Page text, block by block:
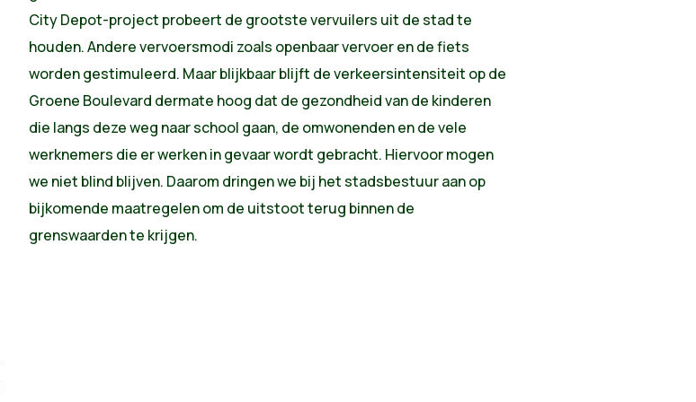
City Depot-project probeert de grootste vervuilers uit de stad te
houden. Andere vervoersmodi zoals openbaar vervoer en de fiets
worden gestimuleerd. Maar blijkbaar blijft de verkeersintensiteit op de
Groene Boulevard dermate hoog dat de gezondheid van de kinderen
die langs deze weg naar school gaan, de omwonenden en de vele
werknemers die er werken in gevaar wordt gebracht. Hiervoor mogen
we niet blind blijven. Daarom dringen we bij het stadsbestuur aan op
bijkomende maatregelen om de uitstoot terug binnen de
grenswaarden te krijgen.